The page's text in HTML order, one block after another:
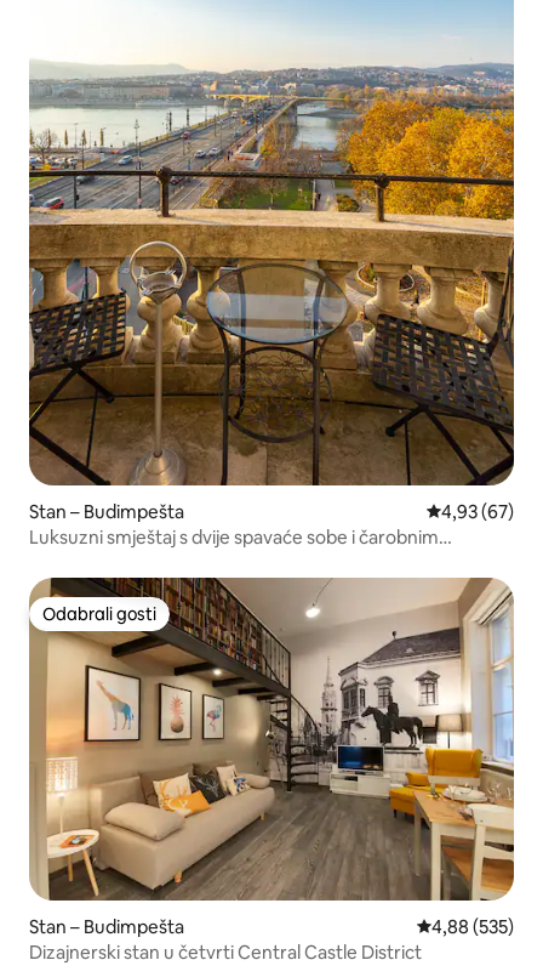
Stan – Budimpešta Prosječna
4,93 (67)
Luksuzni smještaj s dvije spavaće sobe i čarobnim
Odabrali gosti
Odabrali gosti
Stan – Budimpešta Prosječna
4,88 (535)
Dizajnerski stan u četvrti Central Castle District